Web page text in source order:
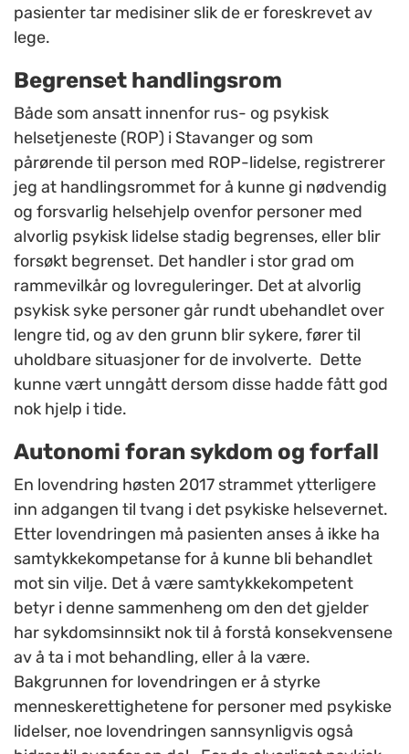
pasienter tar medisiner slik de er foreskrevet av
lege.
Begrenset handlingsrom
Både som ansatt innenfor rus- og psykisk
helsetjeneste (ROP) i Stavanger og som
pårørende til person med ROP-lidelse, registrerer
jeg at handlingsrommet for å kunne gi nødvendig
og forsvarlig helsehjelp ovenfor personer med
alvorlig psykisk lidelse stadig begrenses, eller blir
forsøkt begrenset. Det handler i stor grad om
rammevilkår og lovreguleringer. Det at alvorlig
psykisk syke personer går rundt ubehandlet over
lengre tid, og av den grunn blir sykere, fører til
uholdbare situasjoner for de involverte. Dette
kunne vært unngått dersom disse hadde fått god
nok hjelp i tide.
Autonomi foran sykdom og forfall
En lovendring høsten 2017 strammet ytterligere
inn adgangen til tvang i det psykiske helsevernet.
Etter lovendringen må pasienten anses å ikke ha
samtykkekompetanse for å kunne bli behandlet
mot sin vilje. Det å være samtykkekompetent
betyr i denne sammenheng om den det gjelder
har sykdomsinnsikt nok til å forstå konsekvensene
av å ta i mot behandling, eller å la være.
Bakgrunnen for lovendringen er å styrke
menneskerettighetene for personer med psykiske
lidelser, noe lovendringen sannsynligvis også